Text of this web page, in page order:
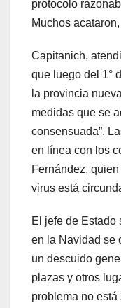
protocolo
Muchos
Capitanich,
que luego del 1°
la provincia
medidas que se
consensuada”.
en línea con los
Fernández,
virus está
El jefe de Estado
en la Navidad se
un descuido
plazas y otros
problema no